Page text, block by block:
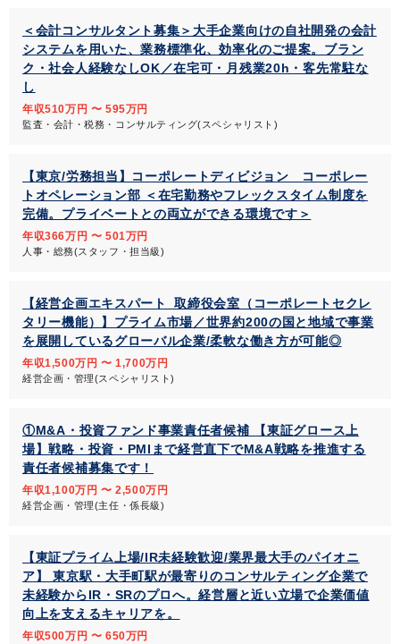
＜会計コンサルタント募集＞大手企業向けの自社開発の会計
システムを用いた、業務標準化、効率化のご提案。ブラン
ク・社会人経験なしOK／在宅可・月残業20h・客先常駐な
し
年収510万円 〜 595万円
監査・会計・税務・コンサルティング(スペシャリスト)
【東京/労務担当】コーポレートディビジョン コーポレー
トオペレーション部 ＜在宅勤務やフレックスタイム制度を
完備。プライベートとの両立ができる環境です＞
年収366万円 〜 501万円
人事・総務(スタッフ・担当級)
【経営企画エキスパート_取締役会室（コーポレートセクレ
タリー機能）】プライム市場／世界約200の国と地域で事業
を展開しているグローバル企業/柔軟な働き方が可能◎
年収1,500万円 〜 1,700万円
経営企画・管理(スペシャリスト)
①M&A・投資ファンド事業責任者候補 【東証グロース上
場】戦略・投資・PMIまで経営直下でM&A戦略を推進する
責任者候補募集です！
年収1,100万円 〜 2,500万円
経営企画・管理(主任・係長級)
【東証プライム上場/IR未経験歓迎/業界最大手のパイオニ
ア】 東京駅・大手町駅が最寄りのコンサルティング企業で
未経験からIR・SRのプロへ。経営層と近い立場で企業価値
向上を支えるキャリアを。
年収500万円 〜 650万円